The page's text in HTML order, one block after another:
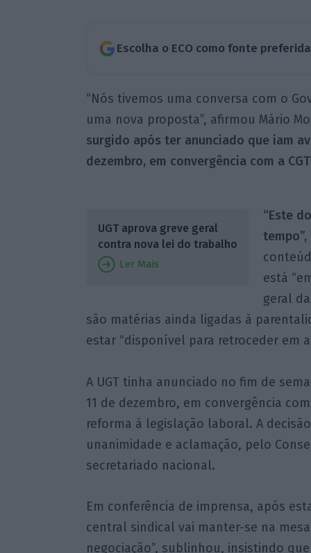
Escolha o ECO como fonte
“Nós tivemos uma conversa com o
uma nova proposta”, afirmou Mário
surgido após ter anunciado que iam
dezembro, em convergência com a
UGT aprova greve geral
contra nova lei do trabalho
Ler Mais
“Este
está
geral
são matérias ainda ligadas à
estar “disponível para retroceder em
A UGT tinha anunciado no fim de
11 de dezembro, em convergência
reforma à legislação laboral. A
unanimidade e aclamação, pelo
secretariado nacional.
Em conferência de imprensa, após
central sindical vai manter-se na
negociação”, sublinhou, insistindo